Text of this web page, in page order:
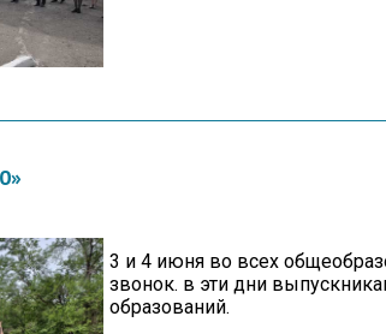
3 и 4 июня во всех
звонок. в эти дни
образований.